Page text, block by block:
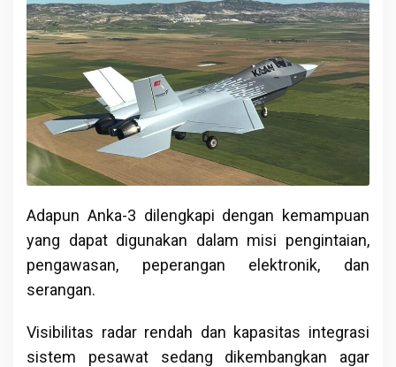
Adapun Anka-3 dilengkapi dengan kemampuan
yang dapat digunakan dalam misi pengintaian,
pengawasan, peperangan elektronik, dan
serangan.
Visibilitas radar rendah dan kapasitas integrasi
sistem pesawat sedang dikembangkan agar